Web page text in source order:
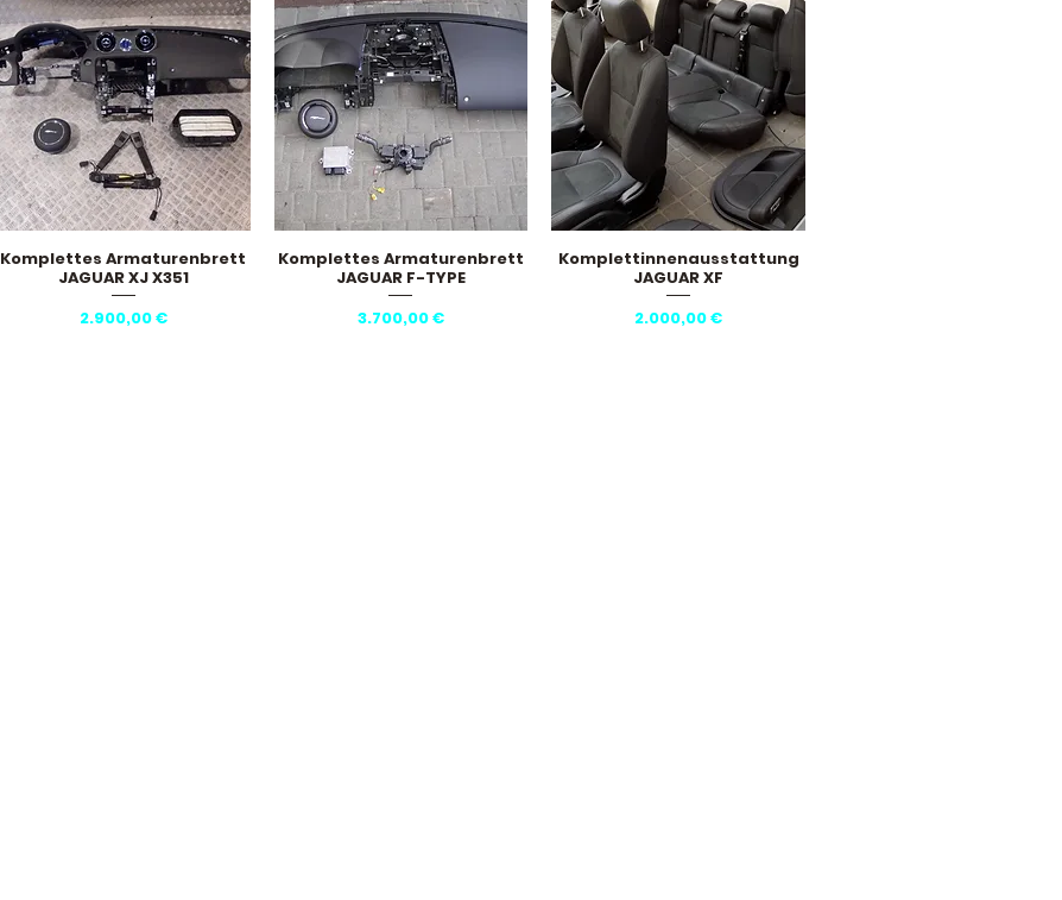
Schnellansicht
Komplettes Armaturenbrett
JAGUAR XJ X351
Preis
2.900,00 €
Schnellansicht
Komplettes Armaturenbrett
JAGUAR F-TYPE
Preis
3.700,00 €
Schnellansicht
Komplettinnenausstattung
JAGUAR XF
Preis
2.000,00 €